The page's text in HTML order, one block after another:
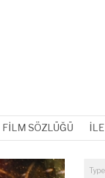
FILM SÖZLÜĞÜ